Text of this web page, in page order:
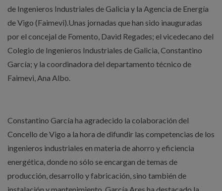
de Ingenieros Industriales de Galicia y la Agencia de Energía
de Vigo (Faimevi).Unas jornadas que han sido inauguradas
por el concejal de Fomento, David Regades; el vicedecano del
Colegio de Ingenieros Industriales de Galicia, Constantino
García; y la coordinadora del departamento técnico de
Faimevi, Ana Albo.
Constantino García ha agradecido la colaboración del
Concello de Vigo a la hora de difundir las competencias de los
ingenieros industriales en materia de ahorro y eficiencia
energética, donde no sólo se encargan de temas de
producción, desarrollo y fabricación, sino también de